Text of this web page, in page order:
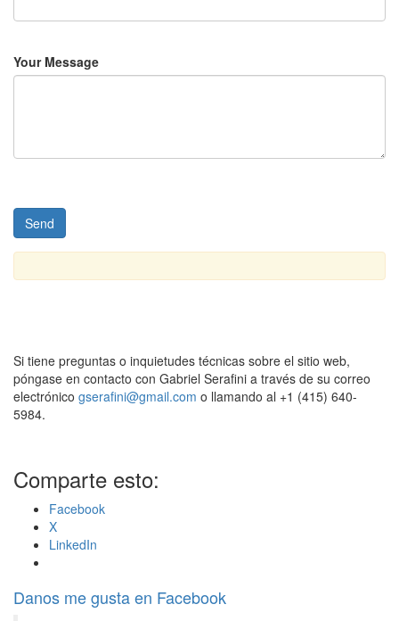
Your Message
Si tiene preguntas o inquietudes técnicas sobre el sitio web,
póngase en contacto con Gabriel Serafini a través de su correo
electrónico gserafini@gmail.com o llamando al +1 (415) 640-
5984.
Comparte esto:
Facebook
X
LinkedIn
Danos me gusta en Facebook